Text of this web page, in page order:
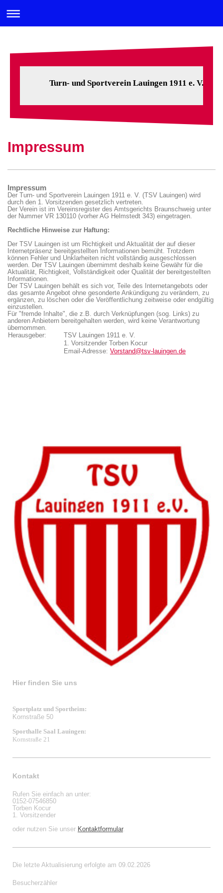
Turn- und Sportverein Lauingen 1911 e. V.
Impressum
Impressum
Der Turn- und Sportverein Lauingen 1911 e. V. (TSV Lauingen) wird
durch den 1. Vorsitzenden gesetzlich vertreten.
Der Verein ist im Vereinsregister des Amtsgerichts Braunschweig unter
der Nummer VR 130110 (vorher AG Helmstedt 343) eingetragen.
Rechtliche Hinweise zur Haftung:
Der TSV Lauingen ist um Richtigkeit und Aktualität der auf dieser
Internetpräsenz bereitgestellten Informationen bemüht. Trotzdem
können Fehler und Unklarheiten nicht vollständig ausgeschlossen
werden. Der TSV Lauingen übernimmt deshalb keine Gewähr für die
Aktualität, Richtigkeit, Vollständigkeit oder Qualität der bereitgestellten
Informationen.
Der TSV Lauingen behält es sich vor, Teile des Internetangebots oder
das gesamte Angebot ohne gesonderte Ankündigung zu verändern, zu
ergänzen, zu löschen oder die Veröffentlichung zeitweise oder endgültig
einzustellen.
Für "fremde Inhalte", die z.B. durch Verknüpfungen (sog. Links) zu
anderen Anbietern bereitgehalten werden, wird keine Verantwortung
übernommen.
Herausgeber:
TSV Lauingen 1911 e. V.
1. Vorsitzender Torben Kocur
Email-Adresse: Vorstand@tsv-lauingen.de
Hier finden Sie uns
Sportplatz und Sportheim:
Kornstraße 50
Sporthalle Saal Lauingen:
Kornstraße 21
Kontakt
Rufen Sie einfach an unter:
0152-07546850
Torben Kocur
1. Vorsitzender
oder nutzen Sie unser Kontaktformular.
Die letzte Aktualisierung erfolgte am 09.02.2026
Besucherzähler